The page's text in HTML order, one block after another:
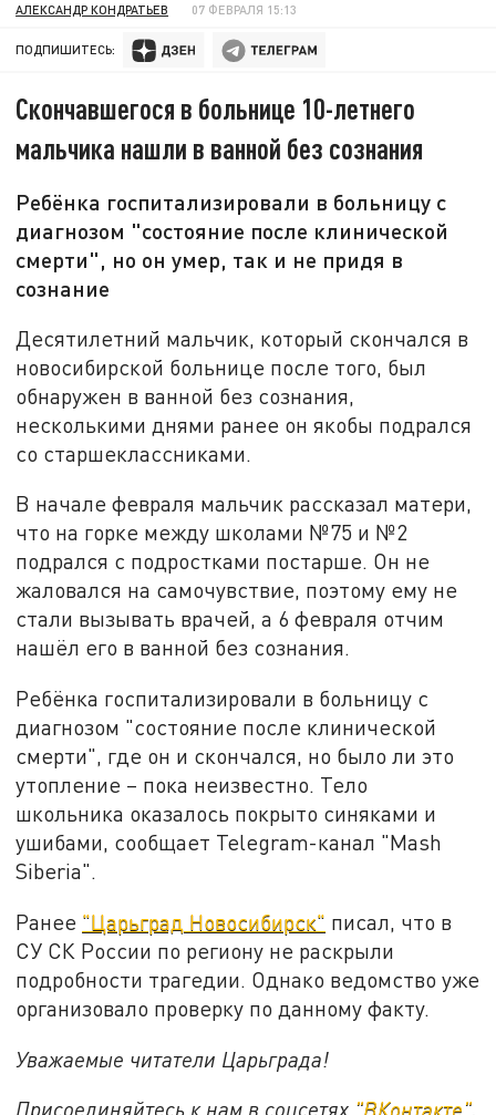
АЛЕКСАНДР КОНДРАТЬЕВ 07 ФЕВРАЛЯ 15:13
ПОДПИШИТЕСЬ:
Скончавшегося в больнице 10-летнего
мальчика нашли в ванной без сознания
Ребёнка госпитализировали в больницу с
диагнозом "состояние после клинической
смерти", но он умер, так и не придя в
сознание
Десятилетний мальчик, который скончался в
новосибирской больнице после того, был
обнаружен в ванной без сознания,
несколькими днями ранее он якобы подрался
со старшеклассниками.
В начале февраля мальчик рассказал матери,
что на горке между школами №75 и №2
подрался с подростками постарше. Он не
жаловался на самочувствие, поэтому ему не
стали вызывать врачей, а 6 февраля отчим
нашёл его в ванной без сознания.
Ребёнка госпитализировали в больницу с
диагнозом "состояние после клинической
смерти", где он и скончался, но было ли это
утопление – пока неизвестно. Тело
школьника оказалось покрыто синяками и
ушибами, сообщает Telegram-канал "Mash
Siberia".
Ранее "Царьград Новосибирск" писал, что в
СУ СК России по региону не раскрыли
подробности трагедии. Однако ведомство уже
организовало проверку по данному факту.
Уважаемые читатели Царьграда!
Присоединяйтесь к нам в соцсетях "ВКонтакте",